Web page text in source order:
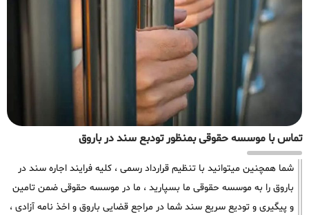
تماس با موسسه حقوقی بمنظور تودبع سند در باروق
شما همچنین میتوانید با تنظیم قرارداد رسمی ، کلیه فرایند اجاره سند در
باروق را به موسسه حقوقی ما بسپارید ، ما در موسسه حقوقی ضمن تامین
و پیگیری و تودیع سریع سند شما در مراجع قضایی باروق و اخذ نامه آزادی ،